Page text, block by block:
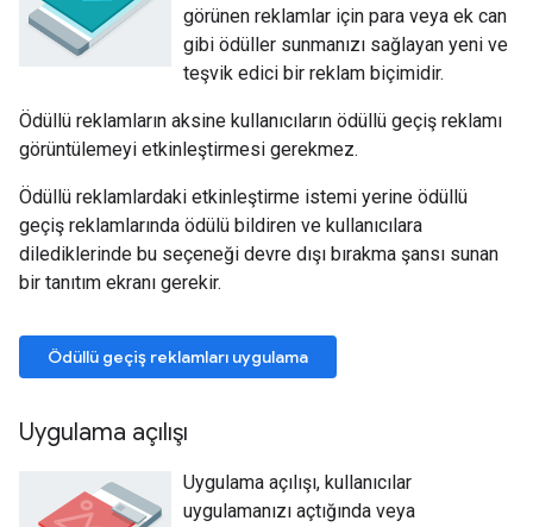
görünen reklamlar için para veya ek can
gibi ödüller sunmanızı sağlayan yeni ve
teşvik edici bir reklam biçimidir.
Ödüllü reklamların aksine kullanıcıların ödüllü geçiş reklamı
görüntülemeyi etkinleştirmesi gerekmez.
Ödüllü reklamlardaki etkinleştirme istemi yerine ödüllü
geçiş reklamlarında ödülü bildiren ve kullanıcılara
dilediklerinde bu seçeneği devre dışı bırakma şansı sunan
bir tanıtım ekranı gerekir.
Ödüllü geçiş reklamları uygulama
Uygulama açılışı
Uygulama açılışı, kullanıcılar
uygulamanızı açtığında veya